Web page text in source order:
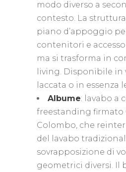
modo diverso a
contesto. La struttura
piano d’appoggio
contenitori e
ma si trasforma in
living. Disponibile in
laccata o in essenza
Albume: lavabo a
freestanding firmato
Colombo, che
del lavabo
sovrapposizione di
geometrici diversi. Il